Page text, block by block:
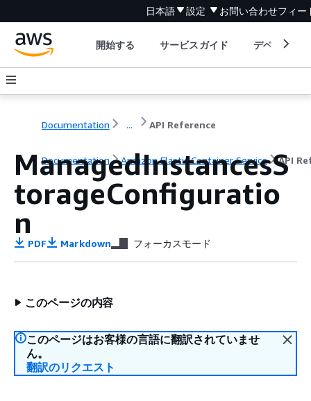
日本語 設定 お問い合わせフィー
開始する サービスガイド デベロッパ
Documentation ... API Reference
Documentation Amazon Elastic Container Service API
ManagedInstancesS
torageConfiguratio
n
PDF Markdown フォーカスモード
このページの内容
このページはお客様の言語に翻訳されていませ
ん。
翻訳のリクエスト